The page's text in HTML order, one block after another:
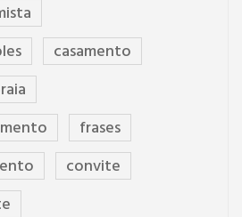
casamento
frases
convite